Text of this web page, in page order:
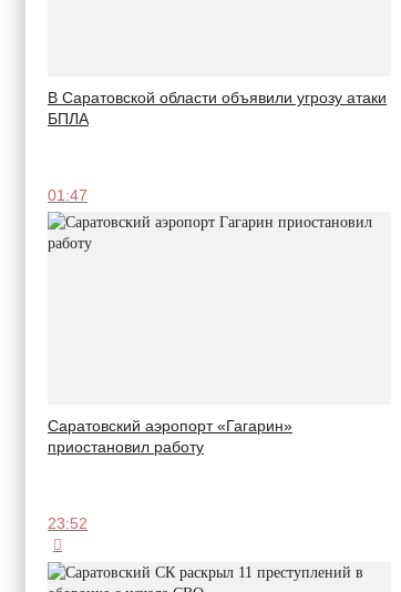
В Саратовской области объявили угрозу атаки
БПЛА
01:47
Саратовский аэропорт «Гагарин»
приостановил работу
23:52